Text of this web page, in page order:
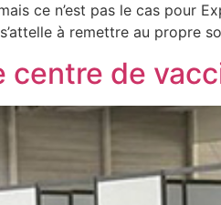
ce n’est pas le cas pour
s’attelle à remettre au propre
centre de